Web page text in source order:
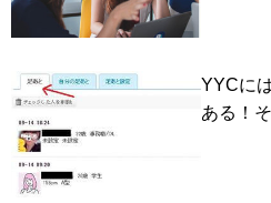
YYCに
ある！